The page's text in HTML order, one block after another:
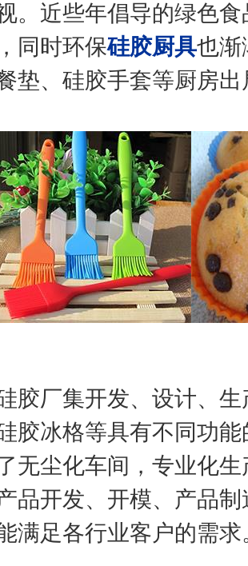
。近些年倡导的绿色
同时环保硅胶厨具也渐
垫、硅胶手套等厨房出
厂集开发、设计、生
胶冰格等具有不同功
无尘化车间， 专业化生
品开发、开模、产品
满足各行业客户的需求